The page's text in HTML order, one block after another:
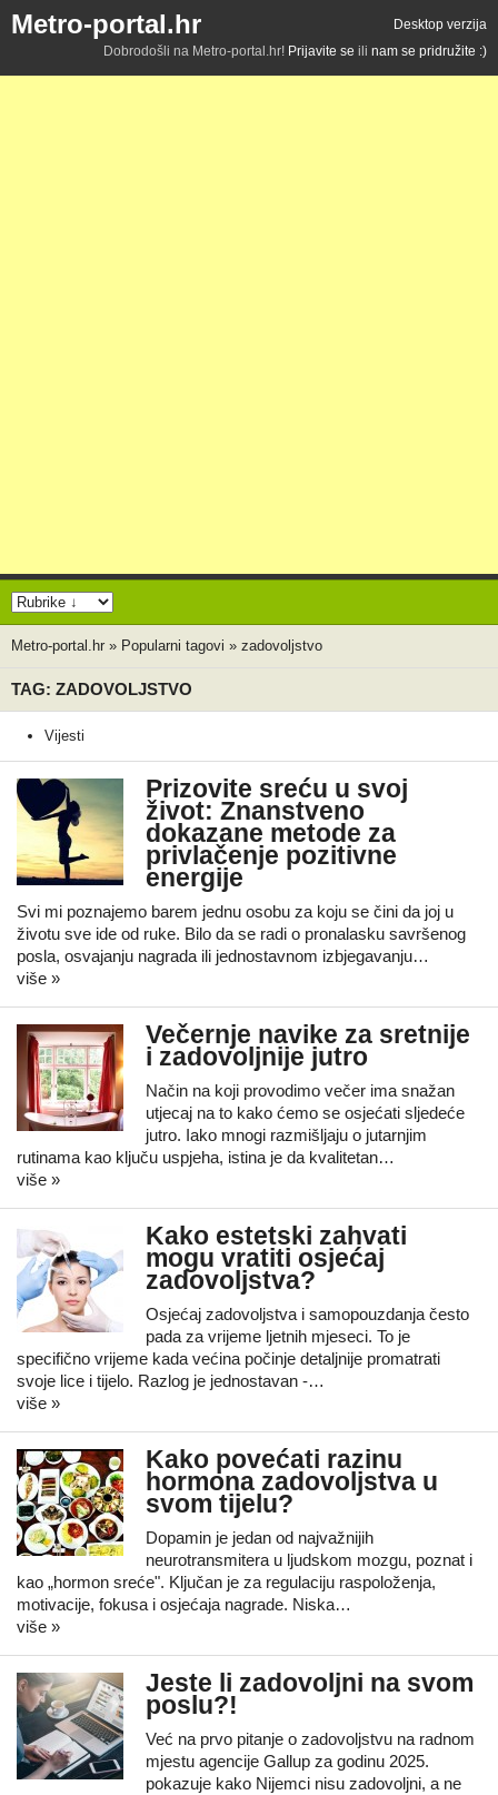
Metro-portal.hr
Desktop verzija
Dobrodošli na Metro-portal.hr! Prijavite se ili nam se pridružite :)
Metro-portal.hr » Popularni tagovi » zadovoljstvo
TAG: ZADOVOLJSTVO
Vijesti
Prizovite sreću u svoj
život: Znanstveno
dokazane metode za
privlačenje pozitivne
energije
Svi mi poznajemo barem jednu osobu za koju se čini da joj u
životu sve ide od ruke. Bilo da se radi o pronalasku savršenog
posla, osvajanju nagrada ili jednostavnom izbjegavanju…
više »
Večernje navike za sretnije
i zadovoljnije jutro
Način na koji provodimo večer ima snažan
utjecaj na to kako ćemo se osjećati sljedeće
jutro. Iako mnogi razmišljaju o jutarnjim
rutinama kao ključu uspjeha, istina je da kvalitetan…
više »
Kako estetski zahvati
mogu vratiti osjećaj
zadovoljstva?
Osjećaj zadovoljstva i samopouzdanja često
pada za vrijeme ljetnih mjeseci. To je
specifično vrijeme kada većina počinje detaljnije promatrati
svoje lice i tijelo. Razlog je jednostavan -…
više »
Kako povećati razinu
hormona zadovoljstva u
svom tijelu?
Dopamin je jedan od najvažnijih
neurotransmitera u ljudskom mozgu, poznat i
kao „hormon sreće". Ključan je za regulaciju raspoloženja,
motivacije, fokusa i osjećaja nagrade. Niska…
više »
Jeste li zadovoljni na svom
poslu?!
Već na prvo pitanje o zadovoljstvu na radnom
mjestu agencije Gallup za godinu 2025.
pokazuje kako Nijemci nisu zadovoljni, a ne